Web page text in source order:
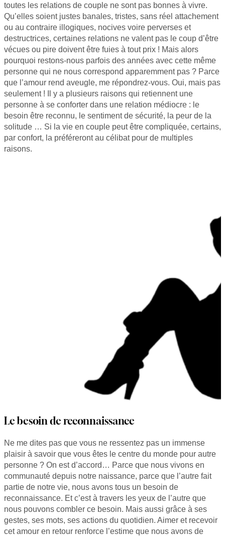
toutes les relations de couple ne sont pas bonnes à vivre.
Qu’elles soient justes banales, tristes, sans réel attachement
ou au contraire illogiques, nocives voire perverses et
destructrices, certaines relations ne valent pas le coup d’être
vécues ou pire doivent être fuies à tout prix ! Mais alors
pourquoi restons-nous parfois des années avec cette même
personne qui ne nous correspond apparemment pas ? Parce
que l’amour rend aveugle, me répondrez-vous. Oui, mais pas
seulement ! Il y a plusieurs raisons qui retiennent une
personne à se conforter dans une relation médiocre : le
besoin être reconnu, le sentiment de sécurité, la peur de la
solitude … Si la vie en couple peut être compliquée, certains,
par confort, la préféreront au célibat pour de multiples
raisons.
Le besoin de reconnaissance
Ne me dites pas que vous ne ressentez pas un immense
plaisir à savoir que vous êtes le centre du monde pour autre
personne ? On est d’accord… Parce que nous vivons en
communauté depuis notre naissance, parce que l’autre fait
partie de notre vie, nous avons tous un besoin de
reconnaissance. Et c’est à travers les yeux de l’autre que
nous pouvons combler ce besoin. Mais aussi grâce à ses
gestes, ses mots, ses actions du quotidien. Aimer et recevoir
cet amour en retour renforce l’estime que nous avons de